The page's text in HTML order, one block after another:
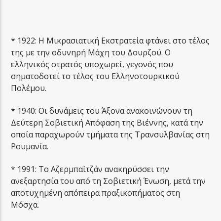
* 1922: Η Μικρασιατική Εκστρατεία φτάνει στο τέλος
της με την οδυνηρή Μάχη του Δουρζού. Ο
ελληνικός στρατός υποχωρεί, γεγονός που
σηματοδοτεί το τέλος του Ελληνοτουρκικού
Πολέμου.
* 1940: Οι δυνάμεις του Άξονα ανακοινώνουν τη
Δεύτερη Σοβιετική Απόφαση της Βιέννης, κατά την
οποία παραχωρούν τμήματα της Τρανσυλβανίας στη
Ρουμανία.
* 1991: Το Αζερμπαϊτζάν ανακηρύσσει την
ανεξαρτησία του από τη Σοβιετική Ένωση, μετά την
αποτυχημένη απόπειρα πραξικοπήματος στη
Μόσχα.